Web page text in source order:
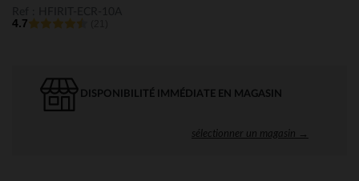
4.7
DISPONIBILITÉ IMMÉDIATE EN MAGASIN
sélectionner un magasin →